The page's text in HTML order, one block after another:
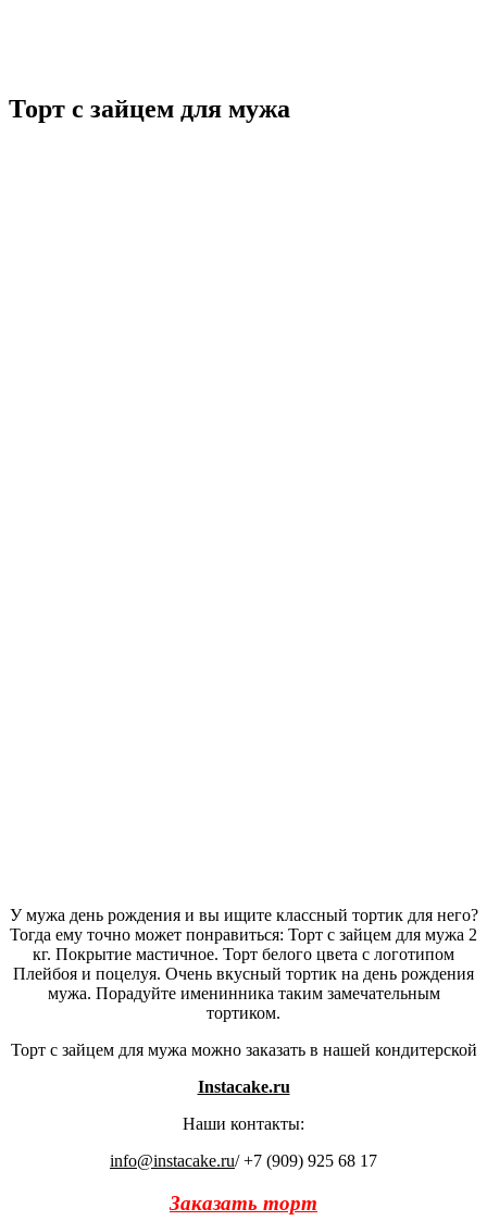
Торт с зайцем для мужа
У мужа день рождения и вы ищите классный тортик для него?
Тогда ему точно может понравиться: Торт с зайцем для мужа 2
кг. Покрытие мастичное. Торт белого цвета с логотипом
Плейбоя и поцелуя. Очень вкусный тортик на день рождения
мужа. Порадуйте именинника таким замечательным
тортиком.
Торт с зайцем для мужа можно заказать в нашей кондитерской
Instacake.ru
Наши контакты:
info@instacake.ru/ +7 (909) 925 68 17
Заказать торт